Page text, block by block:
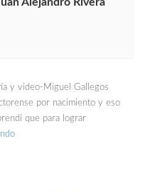
y video-Miguel Gallegos
por nacimiento y eso
que para lograr